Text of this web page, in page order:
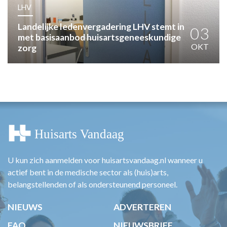
PRAKTIJKZAKEN
TARIEVEN
VPHUISARTSEN
MEDISCHE VAKHANDEL
LHV
Landelijke ledenvergadering LHV stemt in
met basisaanbod huisartsgeneeskundige
zorg
03
OKT
U kun zich aanmelden voor huisartsvandaag.nl wanneer u
actief bent in de medische sector als (huis)arts,
belangstellenden of als ondersteunend personeel.
NIEUWS
ADVERTEREN